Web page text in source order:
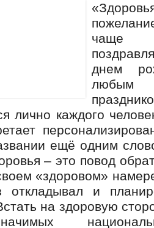
чаще
днем
лично каждого
ещё одним
– это повод
«здоровом»
откладывал и
на здоровую